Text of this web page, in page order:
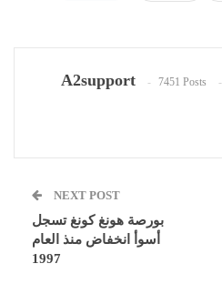
A2support 7451 Posts
NEXT POST
بورصة هونغ كونغ تسجل
أسوأ انخفاض منذ العام
1997